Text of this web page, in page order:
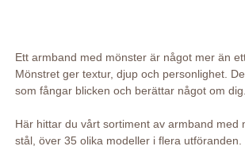
Ett armband med mönster är något mer än
Mönstret ger textur, djup och personlighet.
som fångar blicken och berättar något om dig.
Här hittar du vårt sortiment av armband med
stål, över 35 olika modeller i flera utföranden.